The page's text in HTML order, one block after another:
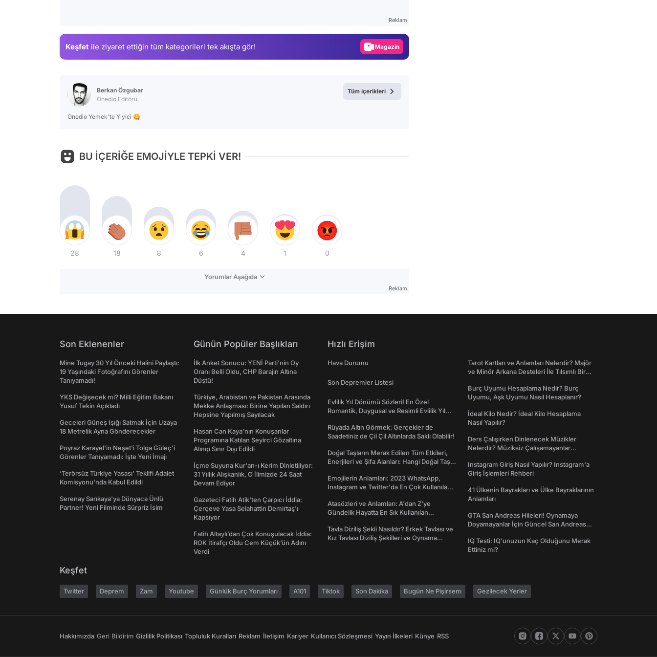
Reklam
Keşfet ile ziyaret ettiğin tüm kategorileri tek akışta gör! Magazin
Berkan Özgubar
Onedio Editörü
Onedio Yemek'te Yiyici 😋
Tüm içerikleri
BU İÇERİĞE EMOJİYLE TEPKİ VER!
28 18 8 6 4 1 0
Yorumlar Aşağıda
Reklam
Son Eklenenler
Mine Tugay 30 Yıl Önceki Halini Paylaştı:
19 Yaşındaki Fotoğrafını Görenler
Tanıyamadı!
YKS Değişecek mi? Milli Eğitim Bakanı
Yusuf Tekin Açıkladı
Geceleri Güneş Işığı Satmak İçin Uzaya
18 Metrelik Ayna Gönderecekler
Poyraz Karayel'in Neşet'i Tolga Güleç'i
Görenler Tanıyamadı: İşte Yeni İmajı
‘Terörsüz Türkiye Yasası’ Teklifi Adalet
Komisyonu'nda Kabul Edildi
Serenay Sarıkaya'ya Dünyaca Ünlü
Partner! Yeni Filminde Sürpriz İsim
Günün Popüler Başlıkları
İlk Anket Sonucu: YENİ Parti'nin Oy
Oranı Belli Oldu, CHP Barajın Altına
Düştü!
Türkiye, Arabistan ve Pakistan Arasında
Mekke Anlaşması: Birine Yapılan Saldırı
Hepsine Yapılmış Sayılacak
Hasan Can Kaya’nın Konuşanlar
Programına Katılan Seyirci Gözaltına
Alınıp Sınır Dışı Edildi
İçme Suyuna Kur'an-ı Kerim Dinletiliyor:
31 Yıllık Alışkanlık, O İlimizde 24 Saat
Devam Ediyor
Gazeteci Fatih Atik'ten Çarpıcı İddia:
Çerçeve Yasa Selahattin Demirtaş'ı
Kapsıyor
Fatih Altaylı’dan Çok Konuşulacak İddia:
ROK İtirafçı Oldu Cem Küçük’ün Adını
Verdi
Hızlı Erişim
Hava Durumu
Son Depremler Listesi
Evlilik Yıl Dönümü Sözleri! En Özel
Romantik, Duygusal ve Resimli Evlilik Yıl
Rüyada Altın Görmek: Gerçekler de
Saadetiniz de Çil Çil Altınlarda Saklı Olabilir!
Doğal Taşların Merak Edilen Tüm Etkileri,
Enerjileri ve Şifa Alanları: Hangi Doğal Taş
Emojilerin Anlamları: 2023 WhatsApp,
Instagram ve Twitter'da En Çok Kullanılan
Atasözleri ve Anlamları: A'dan Z'ye
Gündelik Hayatta En Sık Kullanılan
Tavla Diziliş Şekli Nasıldır? Erkek Tavlası ve
Kız Tavlası Diziliş Şekilleri ve Oynama
Tarot Kartları ve Anlamları Nelerdir? Majör
ve Minör Arkana Desteleri İle Tılsımlı Bir
Burç Uyumu Hesaplama Nedir? Burç
Uyumu, Aşk Uyumu Nasıl Hesaplanır?
İdeal Kilo Nedir? İdeal Kilo Hesaplama
Nasıl Yapılır?
Ders Çalışırken Dinlenecek Müzikler
Nelerdir? Müziksiz Çalışamayanlar
Instagram Giriş Nasıl Yapılır? Instagram'a
Giriş İşlemleri Rehberi
41 Ülkenin Bayrakları ve Ülke Bayraklarının
Anlamları
GTA San Andreas Hileleri! Oynamaya
Doyamayanlar İçin Güncel San Andreas
IQ Testi: IQ'unuzun Kaç Olduğunu Merak
Ettiniz mi?
Keşfet
Twitter Deprem Zam Youtube Günlük Burç Yorumları A101 Tiktok Son Dakika Bugün Ne Pişirsem Gezilecek Yerler
Hakkımızda Geri Bildirim Gizlilik Politikası Topluluk Kuralları Reklam İletişim Kariyer Kullanıcı Sözleşmesi Yayın İlkeleri Künye RSS